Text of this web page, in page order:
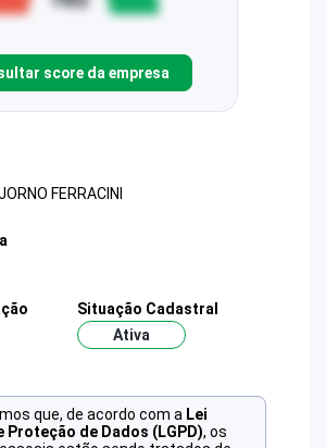
score da empresa
FERRACINI
Situação Cadastral
Ativa
que, de acordo com a Lei
Proteção de Dados (LGPD), os